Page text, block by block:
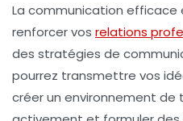
La communication efficace
renforcer vos relations
des stratégies de
pourrez transmettre vos
créer un environnement de